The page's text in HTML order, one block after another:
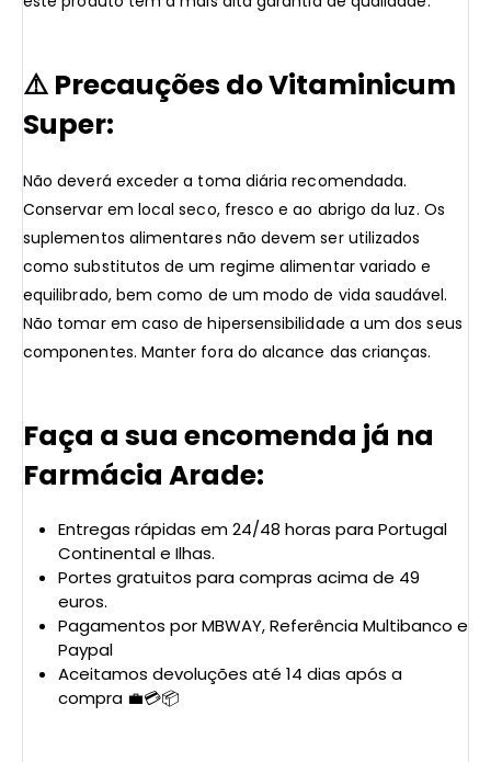
⚠️ Precauções do Vitaminicum
Super:
Não deverá exceder a toma diária recomendada.
Conservar em local seco, fresco e ao abrigo da luz. Os
suplementos alimentares não devem ser utilizados
como substitutos de um regime alimentar variado e
equilibrado, bem como de um modo de vida saudável.
Não tomar em caso de hipersensibilidade a um dos seus
componentes. Manter fora do alcance das crianças.
Faça a sua encomenda já na
Farmácia Arade:
Entregas rápidas em 24/48 horas para Portugal
Continental e Ilhas.
Portes gratuitos para compras acima de 49
euros.
Pagamentos por MBWAY, Referência Multibanco e
Paypal
Aceitamos devoluções até 14 dias após a
compra 💼💳📦